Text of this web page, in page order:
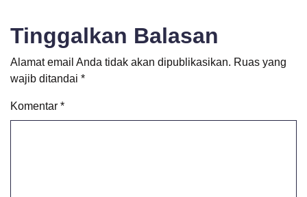
Tinggalkan Balasan
Alamat email Anda tidak akan dipublikasikan. Ruas yang
wajib ditandai *
Komentar *